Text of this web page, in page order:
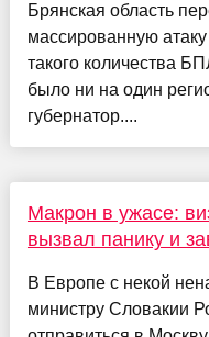
Брянская область
массированную
такого количества
было ни на один
губернатор....
Макрон в ужасе:
вызвал панику и
В Европе с некой
министру Словакии